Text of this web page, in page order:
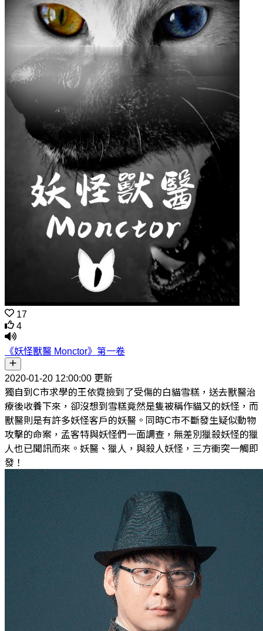
17
4
《妖怪獸醫 Monctor》第一卷
2020-01-20 12:00:00 更新
獨自到C市求學的王依霓撿到了受傷的白貓雪糕，送去獸醫治
療後收養下來，卻沒想到雪糕竟然是隻被稱作貓又的妖怪，而
獸醫則是有許多妖怪客戶的妖醫。同時C市不斷發生疑似動物
攻擊的命案，孟客特與妖怪們一面調查，無差別獵殺妖怪的獵
人也已聞訊而來。妖醫、獵人，與殺人妖怪，三方衝突一觸即
發！